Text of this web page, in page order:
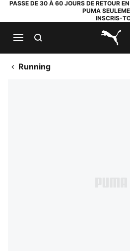
PASSE DE 30 À 60 JOURS DE RETOUR
PUMA
INSCRIS-
Running